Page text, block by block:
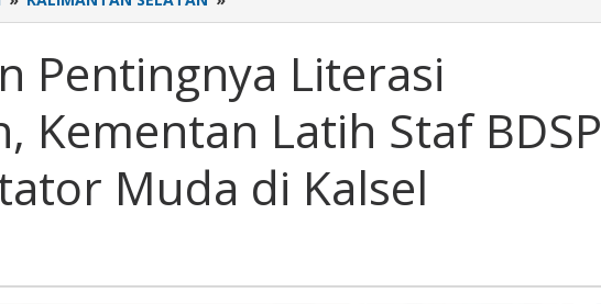
Pentingnya
Keuangan,
Kementan
Staf
dan
Fasilitator
Pentingnya Literasi
Kementan Latih Staf BDSP
Muda di Kalsel